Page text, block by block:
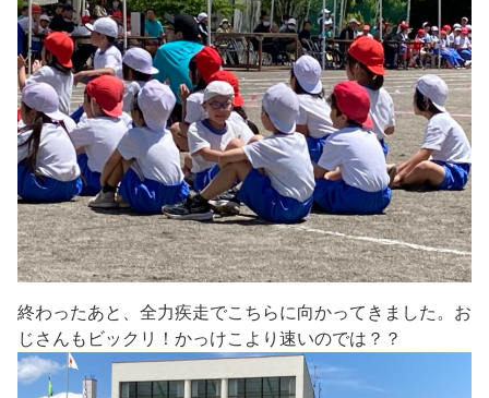
終わったあと、全力疾走でこちらに向かってきました。お
じさんもビックリ！かっけこより速いのでは？？